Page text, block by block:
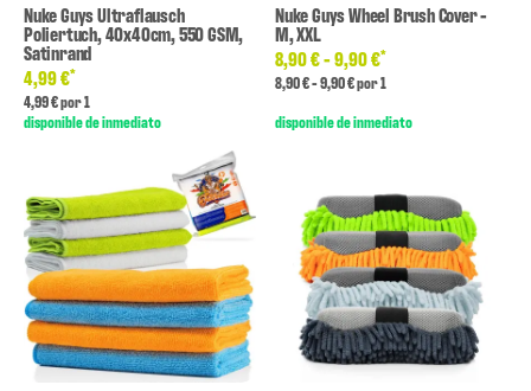
Nuke Guys Ultraflausch
Poliertuch, 40x40cm, 550 GSM,
Satinrand
4,99 €*
4,99 € por 1
disponible de inmediato
Nuke Guys Wheel Brush Cover -
M, XXL
8,90 € -9,90 €*
8,90 € - 9,90 € por 1
disponible de inmediato